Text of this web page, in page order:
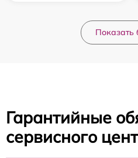
Показать
Гарантийные
сервисного